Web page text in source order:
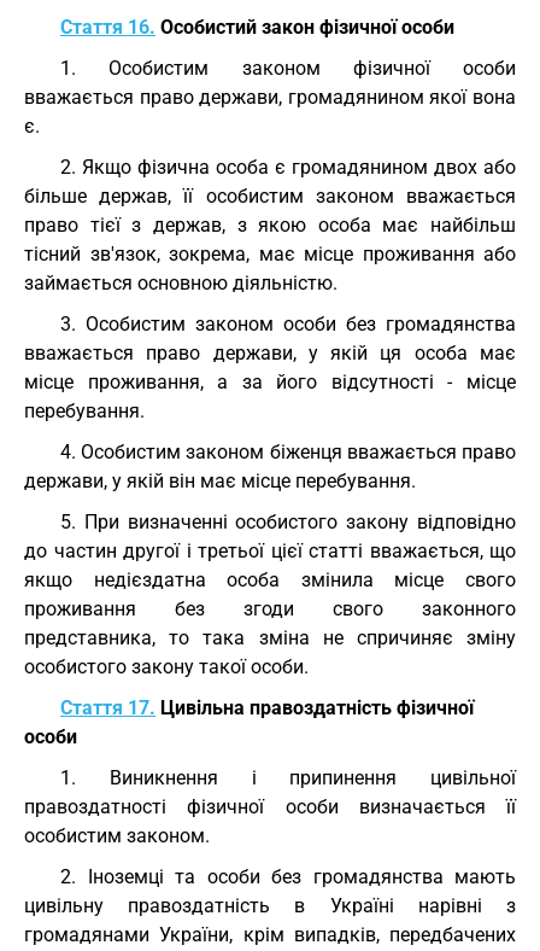
Стаття 16. Особистий закон фізичної особи
1. Особистим законом фізичної особи
вважається право держави, громадянином якої вона
є.
2. Якщо фізична особа є громадянином двох або
більше держав, її особистим законом вважається
право тієї з держав, з якою особа має найбільш
тісний зв'язок, зокрема, має місце проживання або
займається основною діяльністю.
3. Особистим законом особи без громадянства
вважається право держави, у якій ця особа має
місце проживання, а за його відсутності - місце
перебування.
4. Особистим законом біженця вважається право
держави, у якій він має місце перебування.
5. При визначенні особистого закону відповідно
до частин другої і третьої цієї статті вважається, що
якщо недієздатна особа змінила місце свого
проживання без згоди свого законного
представника, то така зміна не спричиняє зміну
особистого закону такої особи.
Стаття 17. Цивільна правоздатність фізичної
особи
1. Виникнення і припинення цивільної
правоздатності фізичної особи визначається її
особистим законом.
2. Іноземці та особи без громадянства мають
цивільну правоздатність в Україні нарівні з
громадянами України, крім випадків, передбачених